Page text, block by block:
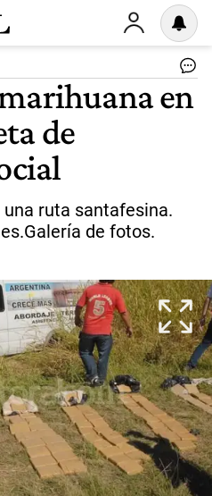
en
de
ruta santafesina.
de fotos.